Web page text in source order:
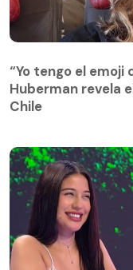
“Yo tengo el emoji
Huberman revela
Chile